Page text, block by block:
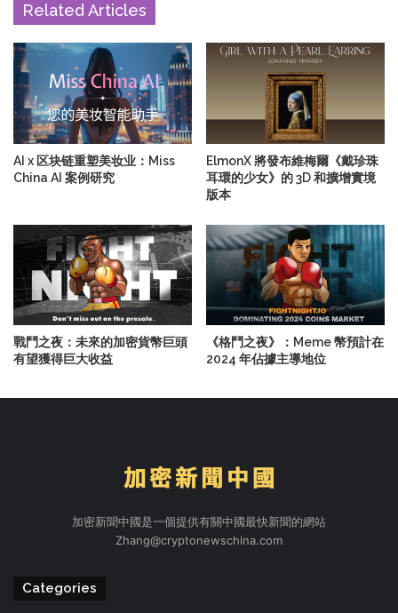
Related Articles
AI x 区块链重塑美妆业：Miss
China AI 案例研究
ElmonX 將發布維梅爾《戴珍珠
耳環的少女》的 3D 和擴增實境
版本
戰鬥之夜：未來的加密貨幣巨頭
有望獲得巨大收益
《格鬥之夜》：Meme 幣預計在
2024 年佔據主導地位
加密新聞中國是一個提供有關中國最快新聞的網站
Zhang@cryptonewschina.com
Categories